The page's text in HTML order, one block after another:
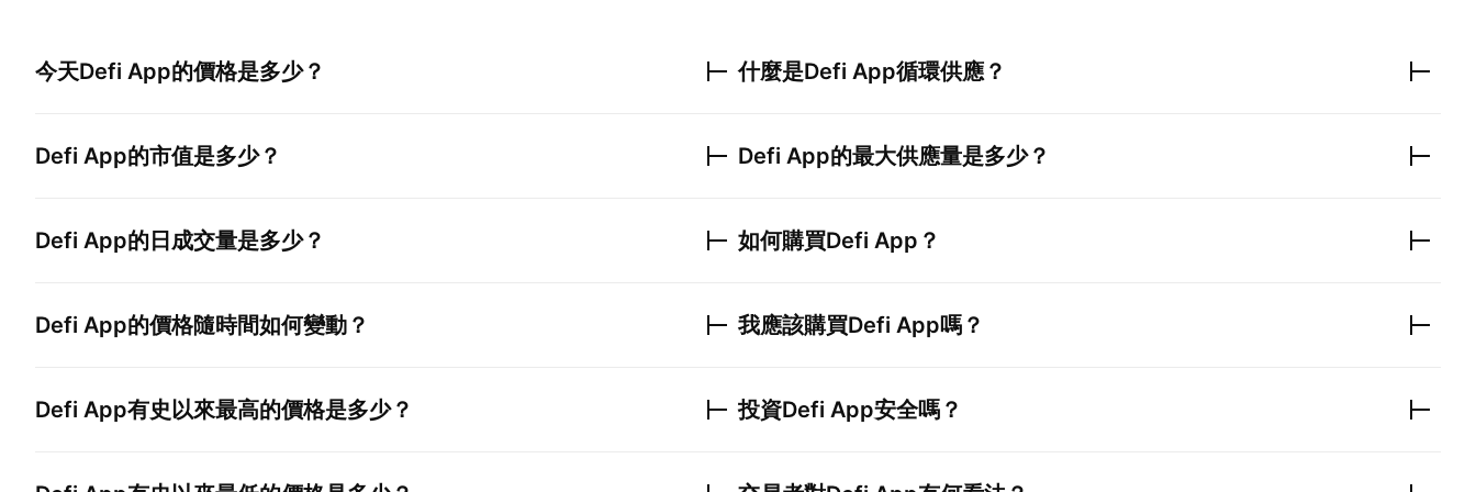
今天Defi App的價格是多少？
Defi App的市值是多少？
Defi App的日成交量是多少？
Defi App的價格隨時間如何變動？
Defi App有史以來最高的價格是多少？
什麼是Defi App循環供應？
Defi App的最大供應量是多少？
如何購買Defi App ？
我應該購買Defi App嗎？
投資Defi App安全嗎？